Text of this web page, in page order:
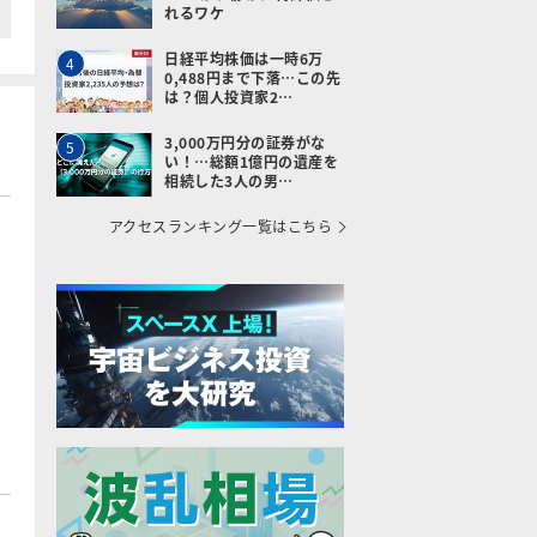
れるワケ
4
日経平均株価は一時6万
0,488円まで下落…この先
は？個人投資家2…
5
3,000万円分の証券がな
い！…総額1億円の遺産を
相続した3人の男…
アクセスランキング一覧はこちら